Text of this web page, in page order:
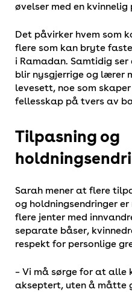
øvelser med en kvinnelig
Det påvirker hvem som
flere som kan bryte
i Ramadan. Samtidig
blir nysgjerrige og lærer
levesett, noe som
fellesskap på tvers av
Tilpasning og
Sarah mener at flere
og holdningsendringer
flere jenter med
separate båser,
respekt for personlige
– Vi må sørge for at alle
akseptert, uten å måtte